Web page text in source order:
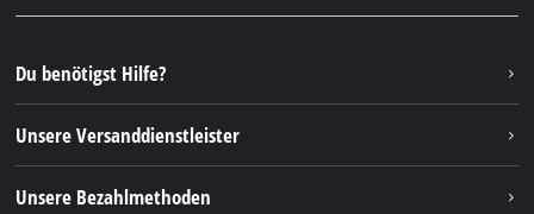
FAQs
Rücksendungen / Widerruf
Verpackungsrichtlinien
Hinweise zur Batterieentsorgung
Instagram
TikTok
Pinterest
Linkedin
Du benötigst Hilfe?
Unsere Versanddienstleister
Unsere Bezahlmethoden